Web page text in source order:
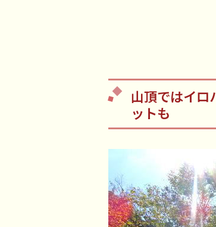
山頂ではイロ
ットも